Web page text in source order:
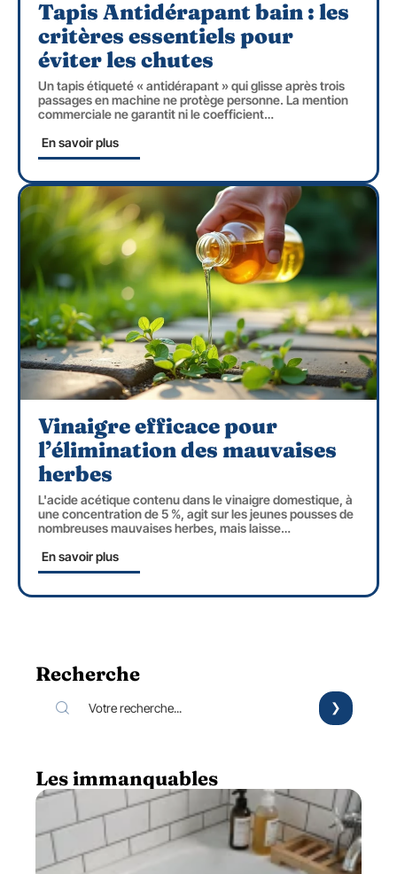
Tapis Antidérapant bain : les
critères essentiels pour
éviter les chutes
Un tapis étiqueté « antidérapant » qui glisse après trois
passages en machine ne protège personne. La mention
commerciale ne garantit ni le coefficient…
En savoir plus
Vinaigre efficace pour
l’élimination des mauvaises
herbes
L'acide acétique contenu dans le vinaigre domestique, à
une concentration de 5 %, agit sur les jeunes pousses de
nombreuses mauvaises herbes, mais laisse…
En savoir plus
Recherche
Les immanquables